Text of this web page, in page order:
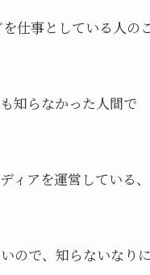
を仕事としている人の
知らなかった人間で
アを運営している、
ので、知らないなりに